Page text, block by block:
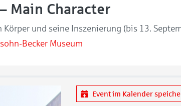
Main Character
und seine Inszenierung (bis 13.
Becker Museum
Event im Kalender